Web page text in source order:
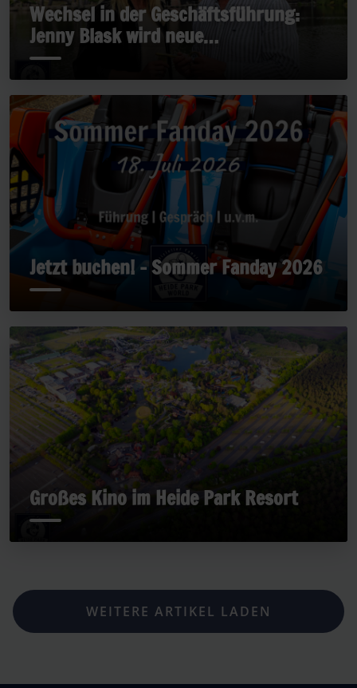
Wechsel in der Geschäftsführung:
Jenny Blask wird neue
Geschäftsführerin
Jetzt buchen! - Sommer Fanday 2026
Großes Kino im Heide Park Resort
WEITERE ARTIKEL LADEN